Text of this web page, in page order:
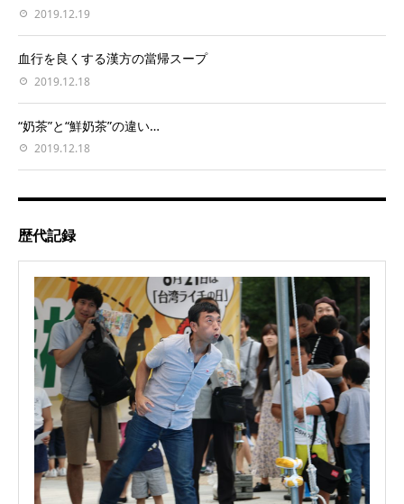
2019.12.19
血行を良くする漢方の當帰スープ
2019.12.18
“奶茶”と“鮮奶茶”の違い…
2019.12.18
歴代記録